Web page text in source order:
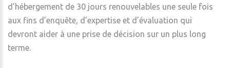
d’hébergement de 30 jours renouvelables une seule fois
aux fins d’enquête, d’expertise et d’évaluation qui
devront aider à une prise de décision sur un plus long
terme.